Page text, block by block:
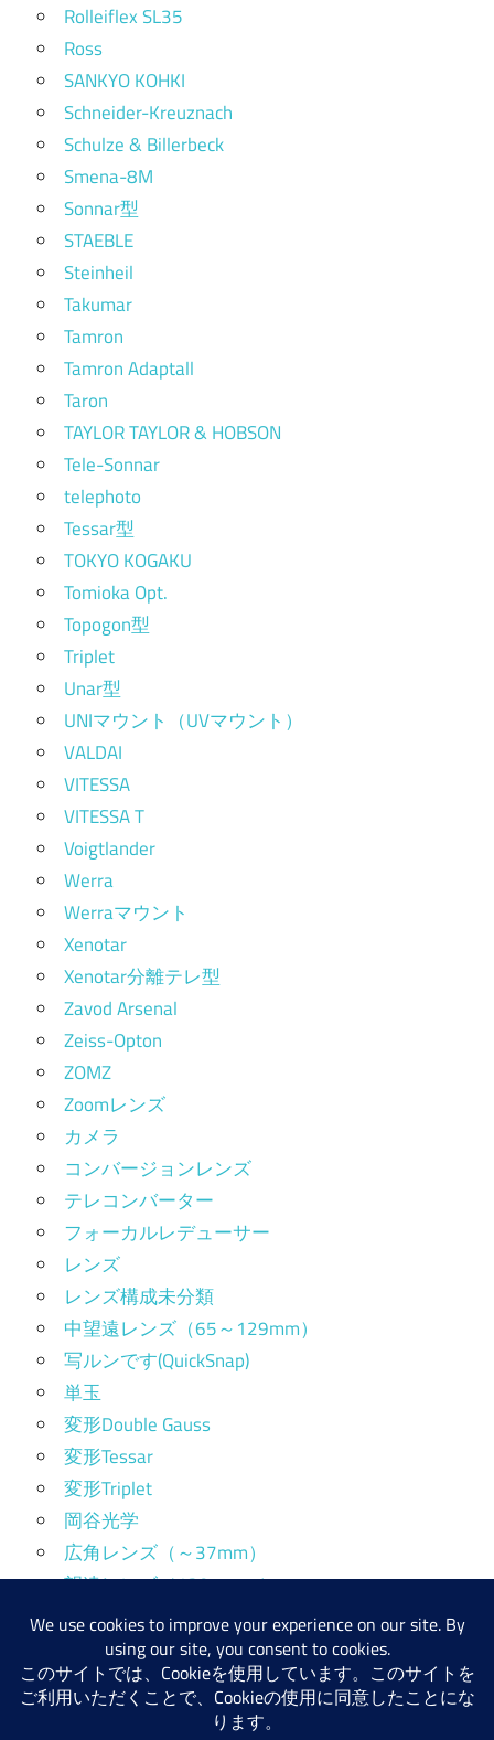
Rolleiflex SL35
Ross
SANKYO KOHKI
Schneider-Kreuznach
Schulze & Billerbeck
Smena-8M
Sonnar型
STAEBLE
Steinheil
Takumar
Tamron
Tamron Adaptall
Taron
TAYLOR TAYLOR & HOBSON
Tele-Sonnar
telephoto
Tessar型
TOKYO KOGAKU
Tomioka Opt.
Topogon型
Triplet
Unar型
UNIマウント（UVマウント）
VALDAI
VITESSA
VITESSA T
Voigtlander
Werra
Werraマウント
Xenotar
Xenotar分離テレ型
Zavod Arsenal
Zeiss-Opton
ZOMZ
Zoomレンズ
カメラ
コンバージョンレンズ
テレコンバーター
フォーカルレデューサー
レンズ
レンズ構成未分類
中望遠レンズ（65～129mm）
写ルンです(QuickSnap)
単玉
変形Double Gauss
変形Tessar
変形Triplet
岡谷光学
広角レンズ（～37mm）
望遠レンズ（130mm～）
標準レンズ（38～64mm）
産業用レンズ